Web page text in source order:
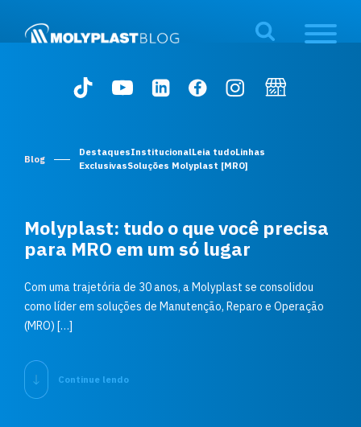
Blog
DestaquesInstitucionalLeia tudoLinhas
ExclusivasSoluções Molyplast [MRO]
Molyplast: tudo o que você precisa
para MRO em um só lugar
Com uma trajetória de 30 anos, a Molyplast se consolidou
como líder em soluções de Manutenção, Reparo e Operação
(MRO) […]
Continue lendo